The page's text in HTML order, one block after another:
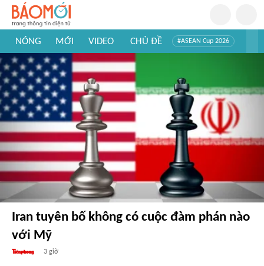
NÓNG MỚI VIDEO CHỦ ĐỀ #ASEAN Cup 2026
#Trí tuệ nhân tạo
#Khám phá thế giới
Iran tuyên bố không có cuộc đàm phán nào
với Mỹ
3 giờ